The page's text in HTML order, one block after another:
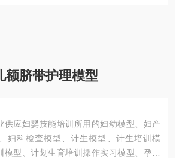
额脐带护理模型
供应妇婴技能培训所用的妇幼模型、妇产
妇科检查模型、计生模型、计生培训模
模型、计划生育培训操作实习模型、孕妇